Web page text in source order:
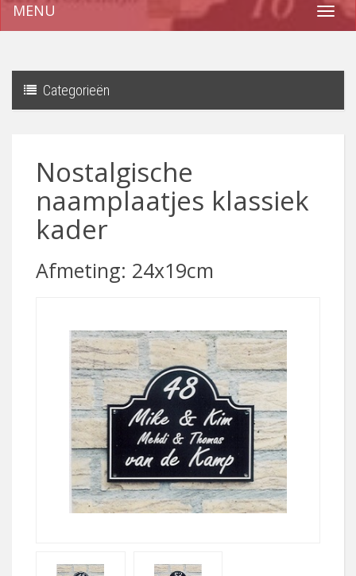
MENU
Categorieën
Nostalgische
naamplaatjes klassiek
kader
Afmeting: 24x19cm